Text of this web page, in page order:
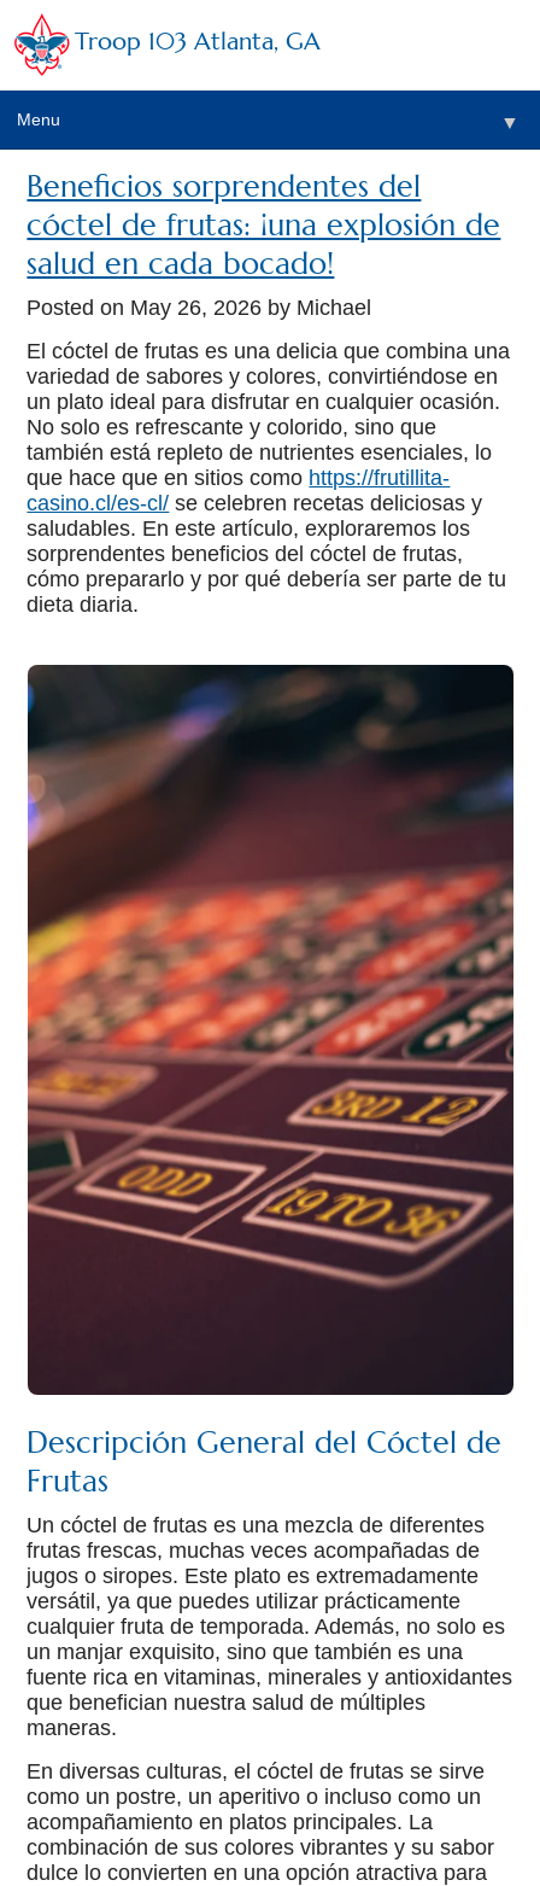
Troop 103 Atlanta, GA
Menu ▼
Beneficios sorprendentes del
cóctel de frutas: ¡una explosión de
salud en cada bocado!
Posted on May 26, 2026 by Michael
El cóctel de frutas es una delicia que combina una
variedad de sabores y colores, convirtiéndose en
un plato ideal para disfrutar en cualquier ocasión.
No solo es refrescante y colorido, sino que
también está repleto de nutrientes esenciales, lo
que hace que en sitios como https://frutillita-
casino.cl/es-cl/ se celebren recetas deliciosas y
saludables. En este artículo, exploraremos los
sorprendentes beneficios del cóctel de frutas,
cómo prepararlo y por qué debería ser parte de tu
dieta diaria.
Descripción General del Cóctel de
Frutas
Un cóctel de frutas es una mezcla de diferentes
frutas frescas, muchas veces acompañadas de
jugos o siropes. Este plato es extremadamente
versátil, ya que puedes utilizar prácticamente
cualquier fruta de temporada. Además, no solo es
un manjar exquisito, sino que también es una
fuente rica en vitaminas, minerales y antioxidantes
que benefician nuestra salud de múltiples
maneras.
En diversas culturas, el cóctel de frutas se sirve
como un postre, un aperitivo o incluso como un
acompañamiento en platos principales. La
combinación de sus colores vibrantes y su sabor
dulce lo convierten en una opción atractiva para